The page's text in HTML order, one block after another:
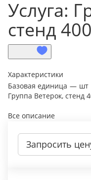
Услуга:
стенд
Характеристики
Базовая единица — шт
Группа Ветерок, стенд
Все описание
Запросить